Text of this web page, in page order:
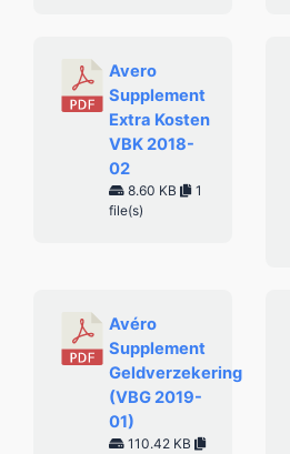
Avero
Supplement
Extra Kosten
VBK 2018-
02
8.60 KB
1
file(s)
Avéro
Supplement
Geldverzekering
(VBG 2019-
01)
110.42 KB